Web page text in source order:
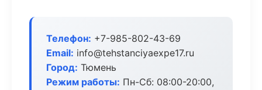
Телефон: +7-985-802-43-69
Email: info@tehstanciyaexpe17.ru
Город: Тюмень
Режим работы: Пн-Сб: 08:00-20:00,